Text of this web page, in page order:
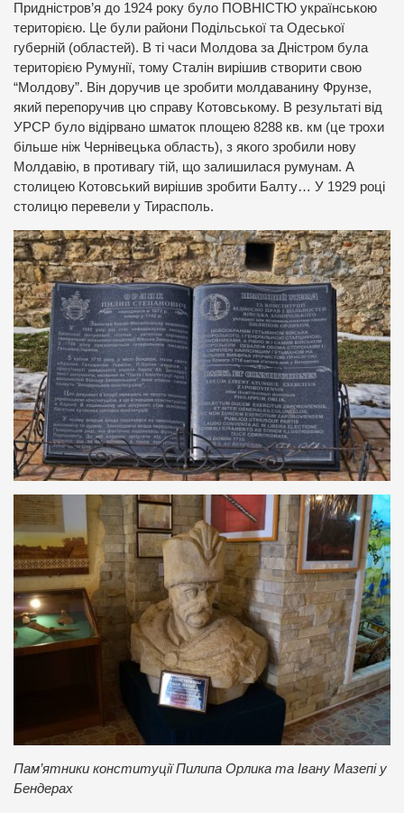
Придністров’я до 1924 року було ПОВНІСТЮ українською
територією. Це були райони Подільської та Одеської
губерній (областей). В ті часи Молдова за Дністром була
територією Румунії, тому Сталін вирішив створити свою
“Молдову”. Він доручив це зробити молдаванину Фрунзе,
який перепоручив цю справу Котовському. В результаті від
УРСР було відірвано шматок площею 8288 кв. км (це трохи
більше ніж Чернівецька область), з якого зробили нову
Молдавію, в противагу тій, що залишилася румунам. А
столицею Котовський вирішив зробити Балту… У 1929 році
столицю перевели у Тирасполь.
Пам’ятники конституції Пилипа Орлика та Івану Мазепі у
Бендерах